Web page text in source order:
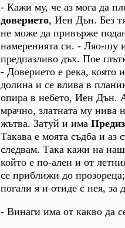
- Кажи му, че аз мога да
доверието, Иен Дън. Без
не може да привърже
намеренията си. - Ляо-шу
предпазливо дъх. Пое
- Доверието е река, която
долина и се влива в
опира в небето, Иен Дън.
мрачно, златната му нива
жътва. Затуй и има
Такава е моята съдба и аз
следвам. Така кажи на
който е по-ален и от
се приближи до
погали я и отиде с нея, за
- Винаги има от какво да